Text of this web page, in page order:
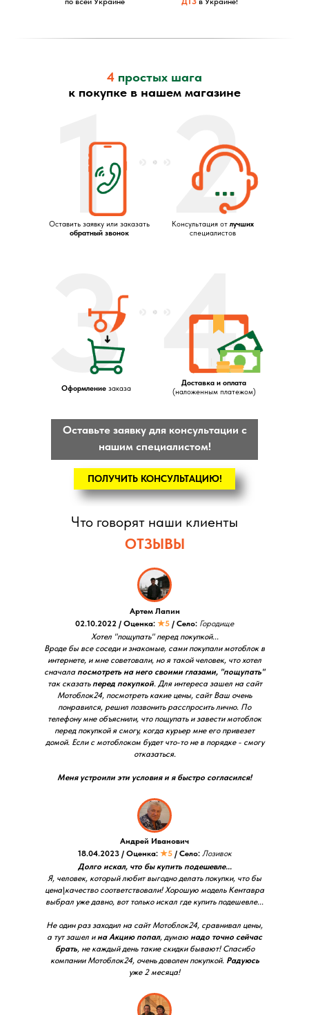
1
4
3
2
Оставить заявку или заказать
обратный звонок
Консультация от лучших
специалистов
Оформление заказа
Доставка и оплата
(наложенным платежом)
4 простых шага
к покупке в нашем магазине
ПОЛУЧИТЬ КОНСУЛЬТАЦИЮ!
Оставьте заявку для консультации с
нашим специалистом!
Что говорят наши клиенты
ОТЗЫВЫ
Хотел "пощупать" перед покупкой...
Вроде бы все соседи и знакомые, сами покупали мотоблок в
интернете, и мне советовали, но я такой человек, что хотел
сначала посмотреть на него своими глазами, "пощупать"
так сказатьперед покупкой. Для интереса зашел на сайт
Мотоблок24, посмотреть какие цены, сайт Ваш очень
понравился, решил позвонить расспросить лично. По
телефону мне объяснили, что пощупать и завести мотоблок
перед покупкой я смогу, когда курьер мне его привезет
домой. Если с мотоблоком будет что-то не в порядке - смогу
отказаться.
Меня устроили эти условия и я быстро согласился!
Артем Лапин
02.10.2022 / Оценка: ★5 / Село: Городище
Долго искал, что бы купить подешевле...
Я, человек, который любит выгодно делать покупки, что бы
цена\качество соответствовали! Хорошую модель Кентавра
выбрал уже давно, вот только искал где купить подешевле...
Не один раз заходил на сайт Мотоблок24, сравнивал цены,
а тут зашел ина Акцию попал, думаю надо точно сейчас
брать, не каждый день такие скидки бывают! Спасибо
компании Мотоблок24, очень доволен покупкой. Радуюсь
уже 2 месяца!
Андрей Иванович
18.04.2023 / Оценка: ★5 / Село: Лозивок